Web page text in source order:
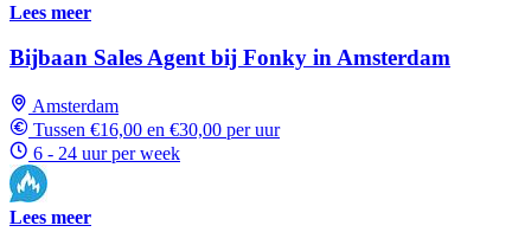
Lees meer
Bijbaan Sales Agent bij Fonky in Amsterdam
Amsterdam
Tussen €16,00 en €30,00 per uur
6 - 24 uur per week
Lees meer